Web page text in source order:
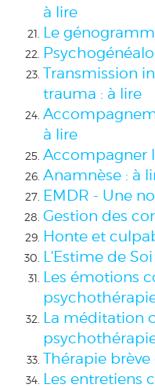
à lire
Le
Transmission
trauma : à lire
à lire
Accompagner
Anamnèse : à
EMDR - Une
Gestion des
Honte et
L'Estime de
Les émotions
La méditation
Thérapie
Les entretiens